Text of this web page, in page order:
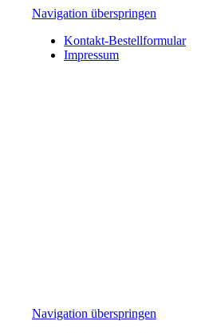
Navigation überspringen
Kontakt-Bestellformular
Impressum
Navigation überspringen